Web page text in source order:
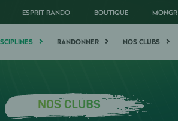
ESPRIT RANDO BOUTIQUE MONGR
RANDONNER NOS CLUBS
NOS CLUBS